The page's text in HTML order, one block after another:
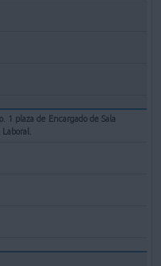
1 plaza de Encargado de Sala